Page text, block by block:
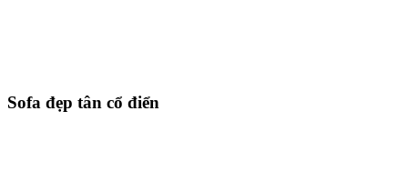
Sofa đẹp tân cổ điển